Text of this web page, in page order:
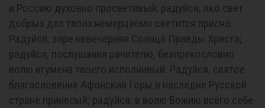
и Россию духовно просветивый; радуйся, яко свет
добрых дел твоих немерцаемо светится присно.
Радуйся, заре невечерняя Солнца Правды Христа;
радуйся, послушания рачителю, безпрекословно
волю игумена твоего исполнивый. Радуйся, святое
благословение Афонския Горы в наследие Русской
стране принесый; радуйся, в волю Божию всего себе